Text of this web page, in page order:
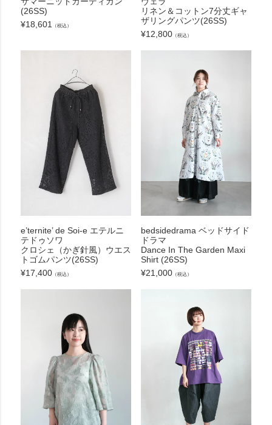
(26SS)
¥18,601 （税込）
リネン＆コットン7分丈ギャ
ザリングパンツ(26SS)
¥12,800 （税込）
e’ternite’ de Soi-e エテルニ
テドゥソワ
クロシェ（かぎ針風）ウエス
トゴムパンツ(26SS)
¥17,400（税込）
bedsidedrama ベッドサイド
ドラマ
Dance In The Garden Maxi
Shirt (26SS)
¥21,000 （税込）